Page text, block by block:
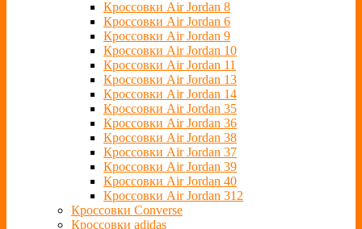
Кроссовки Air Jordan 8
Кроссовки Air Jordan 6
Кроссовки Air Jordan 9
Кроссовки Air Jordan 10
Кроссовки Air Jordan 11
Кроссовки Air Jordan 13
Кроссовки Air Jordan 14
Кроссовки Air Jordan 35
Кроссовки Air Jordan 36
Кроссовки Air Jordan 38
Кроссовки Air Jordan 37
Кроссовки Air Jordan 39
Кроссовки Air Jordan 40
Кроссовки Air Jordan 312
Кроссовки Converse
Кроссовки adidas